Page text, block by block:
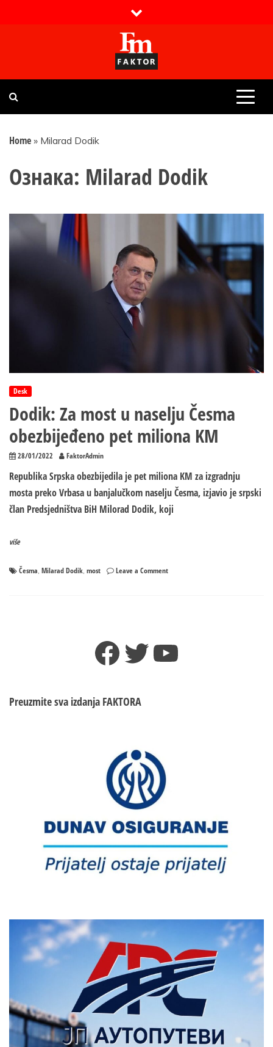
Faktor magazin
Uvijek presudan
Home » Milarad Dodik
Ознака: Milarad Dodik
Desk
Dodik: Za most u naselju Česma
obezbijeđeno pet miliona KM
28/01/2022 FaktorAdmin
Republika Srpska obezbijedila je pet miliona KM za izgradnju
mosta preko Vrbasa u banjalučkom naselju Česma, izjavio je srpski
član Predsjedništva BiH Milorad Dodik, koji
više
Česma, Milarad Dodik, most Leave a Commenton
Česma
obezbijeđeno
Facebook
TwitterYouTube
Preuzmite sva izdanja FAKTORA